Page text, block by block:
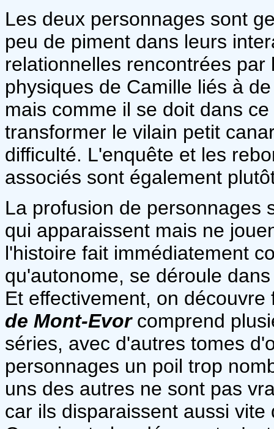
Les deux personnages sont
peu de piment dans leurs
relationnelles rencontrées
physiques de Camille liés à
mais comme il se doit dans
transformer le vilain petit
difficulté. L'enquête et les
associés sont également
La profusion de personnages
qui apparaissent mais ne
l'histoire fait immédiatement
qu'autonome, se déroule
Et effectivement, on
de Mont-Evorcomprend
séries, avec d'autres tomes
personnages un poil trop
uns des autres ne sont pas
car ils disparaissent aussi